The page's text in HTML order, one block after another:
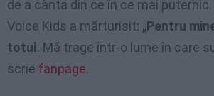
de a cânta din ce în ce mai
Voice Kids a mărturisit: „Pentru
totul . Mă trage într-o lume în care
scrie fanpage.